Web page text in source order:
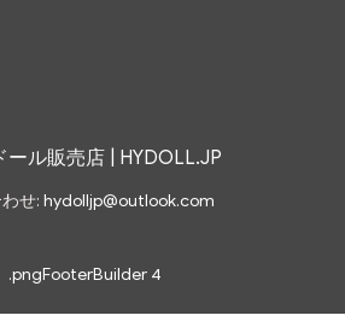
ル販売店 | HYDOLL.JP
せ: hydolljp@outlook.com